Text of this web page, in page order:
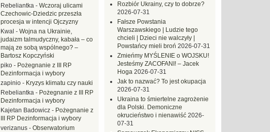
Rozbiór Ukrainy, czy to dobrze?
2026-07-31
Fałsze Powstania
Warszawskiego | Ludzie tego
chcieli | Dzieci nie walczyły |
Powstańcy mieli broń 2026-07-31
Zmieńmy MYŚLENIE o WOJSKU!
Jesteśmy ZACOFANI! – Jacek
Hoga 2026-07-31
Jak to nazwać? To jest okupacja
2026-07-31
Ukraina to śmiertelne zagrożenie
dla Polski. Demoniczne
okrucieństwo i nienawiść 2026-
07-31
Rebeliantka - Wczoraj ulicami
Czechowic-Dziedzic przeszła
procesja w intencji Ojczyzny
Kwal - Wojna na Ukrainie,
judaizm talmudyczny, kabała – co
mają ze sobą wspólnego? –
Bartosz Kopczyński
piko - Pożegnanie z III RP
Dezinformacja i wybory
zapinio - Kryzys klimatu czy nauki
Rebeliantka - Pożegnanie z III RP
Dezinformacja i wybory
Kajetan Badowicz - Pożegnanie z
III RP Dezinformacja i wybory
verizanus - Obserwatorium